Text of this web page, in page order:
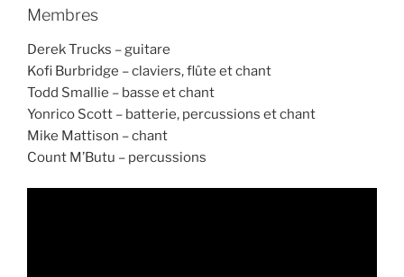
Membres
Derek Trucks – guitare
Kofi Burbridge – claviers, flûte et chant
Todd Smallie – basse et chant
Yonrico Scott – batterie, percussions et chant
Mike Mattison – chant
Count M’Butu – percussions